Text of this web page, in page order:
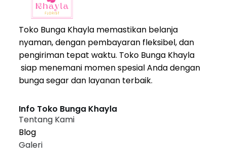
Toko Bunga Khayla memastikan belanja
nyaman, dengan pembayaran fleksibel, dan
pengiriman tepat waktu. Toko Bunga Khayla
siap menemani momen spesial Anda dengan
bunga segar dan layanan terbaik.
Info Toko Bunga Khayla
Tentang Kami
Blog
Galeri